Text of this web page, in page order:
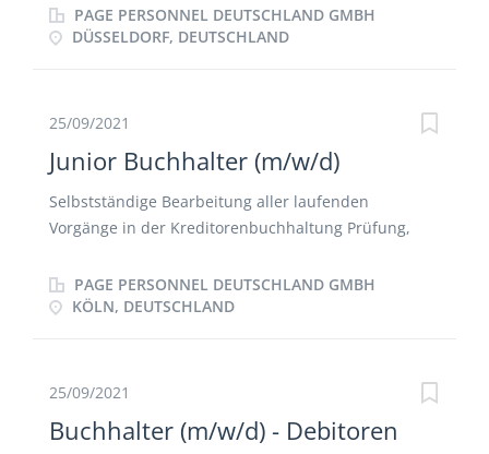
Jahresabschlüssen Ansprechpartner für
Steuerberater und Wirtschaftsprüfer
PAGE PERSONNEL DEUTSCHLAND GMBH
DÜSSELDORF, DEUTSCHLAND
25/09/2021
Junior Buchhalter (m/w/d)
Selbstständige Bearbeitung aller laufenden
Vorgänge in der Kreditorenbuchhaltung Prüfung,
Eingangsrechnungen Ad-hoc Analysen/Reporting
Zahlungsverkehr Kreditorenmanagement Buchung
PAGE PERSONNEL DEUTSCHLAND GMBH
KÖLN, DEUTSCHLAND
25/09/2021
Buchhalter (m/w/d) - Debitoren